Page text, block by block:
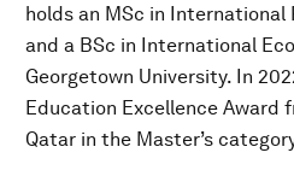
holds an MSc in International
and a BSc in International
Georgetown University. In
Education Excellence Award
Qatar in the Master’s